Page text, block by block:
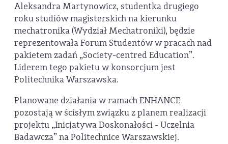
Aleksandra Martynowicz, studentka drugiego
roku studiów magisterskich na kierunku
mechatronika (Wydział Mechatroniki), będzie
reprezentowała Forum Studentów w pracach nad
pakietem zadań „Society-centred Education”.
Liderem tego pakietu w konsorcjum jest
Politechnika Warszawska.
Planowane działania w ramach ENHANCE
pozostają w ścisłym związku z planem realizacji
projektu „Inicjatywa Doskonałości - Uczelnia
Badawcza” na Politechnice Warszawskiej.